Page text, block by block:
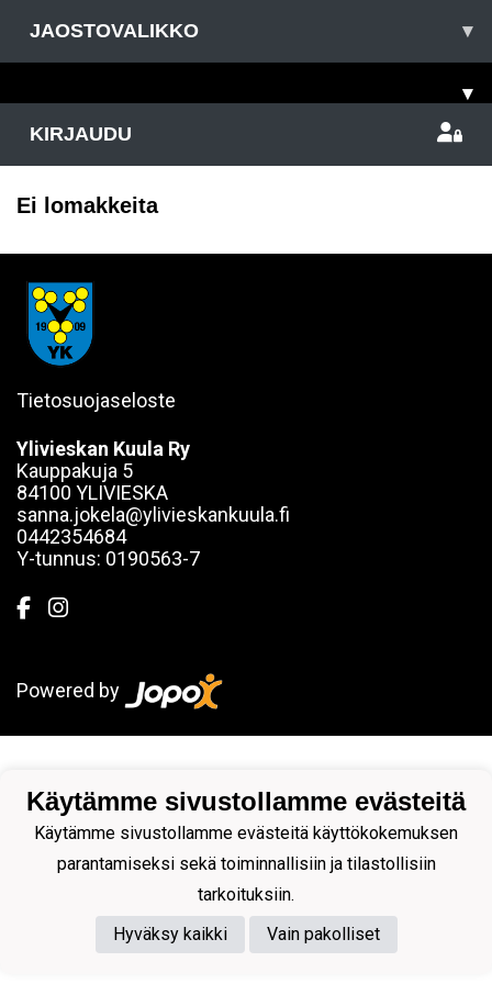
JAOSTOVALIKKO ▾
▾
KIRJAUDU
Ei lomakkeita
Tietosuojaseloste
Ylivieskan Kuula Ry
Kauppakuja 5
84100 YLIVIESKA
sanna.jokela@ylivieskankuula.fi
0442354684
Y-tunnus: 0190563-7
Powered by
Käytämme sivustollamme evästeitä
Käytämme sivustollamme evästeitä käyttökokemuksen
parantamiseksi sekä toiminnallisiin ja tilastollisiin
tarkoituksiin.
Hyväksy kaikki
Vain pakolliset